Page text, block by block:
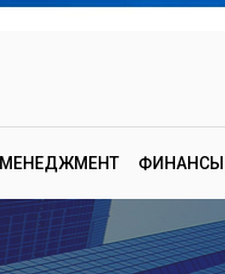
МЕНЕДЖМЕНТ ФИНАНСЫ